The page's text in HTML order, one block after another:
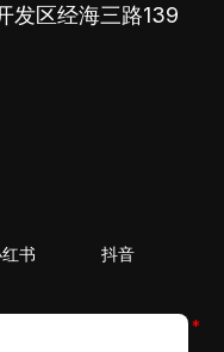
发区经海三路139
书 抖音
*